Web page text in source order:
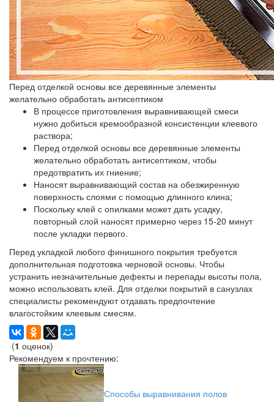
Перед отделкой основы все деревянные элементы
желательно обработать антисептиком
В процессе приготовления выравнивающей смеси
нужно добиться кремообразной консистенции клеевого
раствора;
Перед отделкой основы все деревянные элементы
желательно обработать антисептиком, чтобы
предотвратить их гниение;
Наносят выравнивающий состав на обезжиренную
поверхность слоями с помощью длинного клина;
Поскольку клей с опилками может дать усадку,
повторный слой наносят примерно через 15-20 минут
после укладки первого.
Перед укладкой любого финишного покрытия требуется
дополнительная подготовка черновой основы. Чтобы
устранить незначительные дефекты и перепады высоты пола,
можно использовать клей. Для отделки покрытий в санузлах
специалисты рекомендуют отдавать предпочтение
влагостойким клеевым смесям.
(1 оценок)
Рекомендуем к прочтению:
Способы выравнивания полов